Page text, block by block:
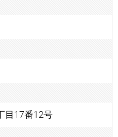
目17番12号